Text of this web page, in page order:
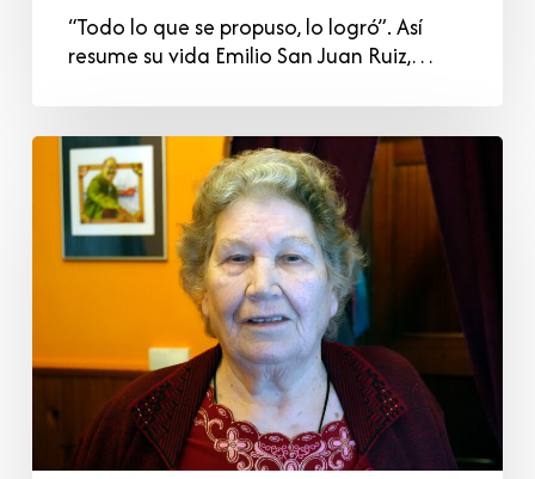
“Todo lo que se propuso, lo logró”. Así
resume su vida Emilio San Juan Ruiz,…
Benedicta
Prieto
Sánchez